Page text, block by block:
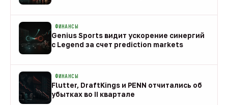
ФИНАНСЫ
Genius Sports видит ускорение синергий
с Legend за счет prediction markets
ФИНАНСЫ
Flutter, DraftKings и PENN отчитались об
убытках во II квартале